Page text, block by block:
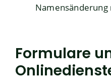
Namensänderung
Formulare